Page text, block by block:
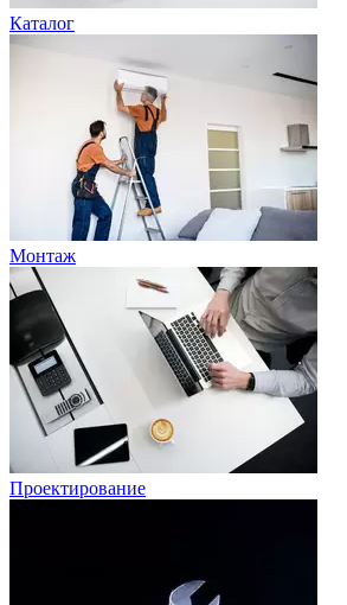
Каталог
Монтаж
Проектирование